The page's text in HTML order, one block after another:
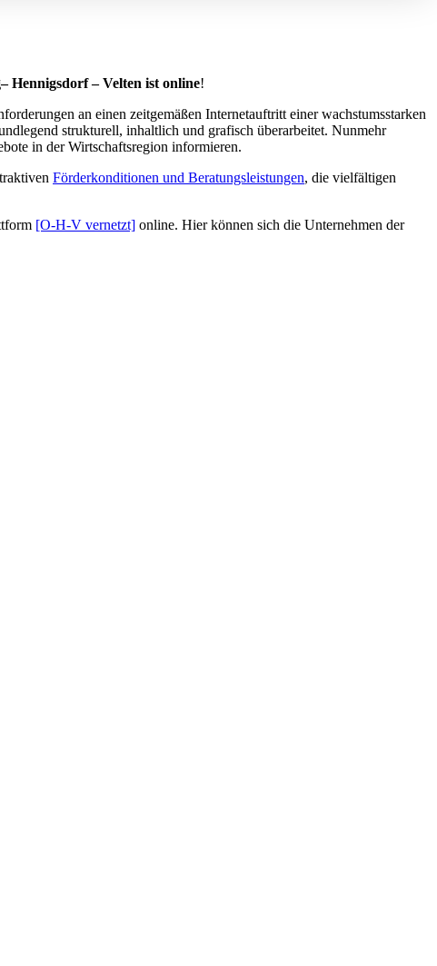
Hennigsdorf – Velten ist online!
an einen zeitgemäßen Internetauftritt einer wachstumsstarken
strukturell, inhaltlich und grafisch überarbeitet. Nunmehr
in der Wirtschaftsregion informieren.
Förderkonditionen und Beratungsleistungen, die vielfältigen
[O-H-V vernetzt] online. Hier können sich die Unternehmen der